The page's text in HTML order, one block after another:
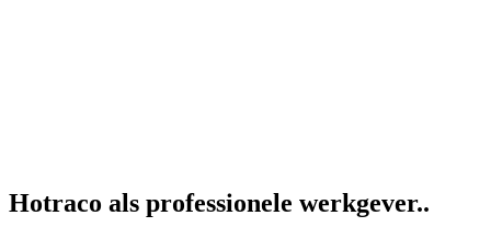
Hotraco als professionele werkgever..